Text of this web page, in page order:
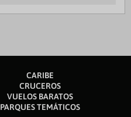
CARIBE
CRUCEROS
VUELOS BARATOS
PARQUES TEMÁTICOS